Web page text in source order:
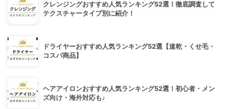
クレンジングおすすめ人気ランキング52選！徹底調査して
テクスチャータイプ別に紹介！
ドライヤーおすすめ人気ランキング52選【速乾・くせ毛・
コスパ商品】
ヘアアイロンおすすめ人気ランキング52選！初心者・メン
ズ向け・海外対応も♪